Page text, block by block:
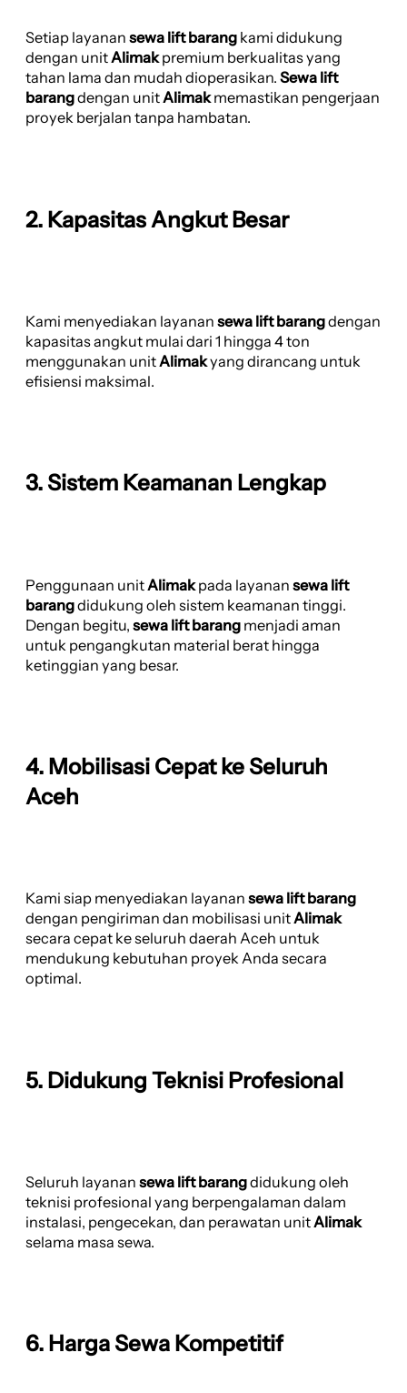
Setiap layanan sewa lift barang kami didukung
dengan unitAlimakpremium berkualitas yang
tahan lama dan mudah dioperasikan. Sewa lift
barangdengan unitAlimakmemastikan pengerjaan
proyek berjalan tanpa hambatan.
2. Kapasitas Angkut Besar
Kami menyediakan layanan sewa lift barangdengan
kapasitas angkut mulai dari 1 hingga 4 ton
menggunakan unit Alimakyang dirancang untuk
efisiensi maksimal.
3. Sistem Keamanan Lengkap
Penggunaan unit Alimakpada layanan sewa lift
barangdidukung oleh sistem keamanan tinggi.
Dengan begitu, sewa lift barang menjadi aman
untuk pengangkutan material berat hingga
ketinggian yang besar.
4. Mobilisasi Cepat ke Seluruh
Aceh
Kami siap menyediakan layanan sewa lift barang
dengan pengiriman dan mobilisasi unitAlimak
secara cepat ke seluruh daerah Aceh untuk
mendukung kebutuhan proyek Anda secara
optimal.
5. Didukung Teknisi Profesional
Seluruh layanan sewa lift barangdidukung oleh
teknisi profesional yang berpengalaman dalam
instalasi, pengecekan, dan perawatan unitAlimak
selama masa sewa.
6. Harga Sewa Kompetitif